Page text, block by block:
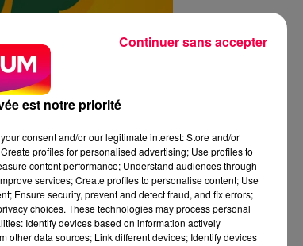
est notre priorité
consent and/or our legitimate interest: Store and/or
profiles for personalised advertising; Use profiles to
content performance; Understand audiences through
services; Create profiles to personalise content; Use
Ensure security, prevent and detect fraud, and fix errors;
choices. These technologies may process personal
Identify devices based on information actively
other data sources; Link different devices; Identify devices
Continuer sans accepter